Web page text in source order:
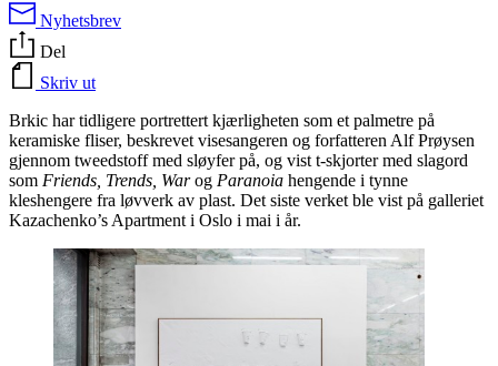
Nyhetsbrev
Del
Skriv ut
Brkic har tidligere portrettert kjærligheten som et palmetre på
keramiske fliser, beskrevet visesangeren og forfatteren Alf Prøysen
gjennom tweedstoff med sløyfer på, og vist t-skjorter med slagord
som Friends, Trends, Warog Paranoia hengende i tynne
kleshengere fra løvverk av plast. Det siste verket ble vist på galleriet
Kazachenko’s Apartment i Oslo i mai i år.